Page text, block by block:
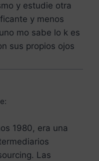
y estudie otra
y menos
mo sabe lo k es
sus propios ojos
1980, era una
Las